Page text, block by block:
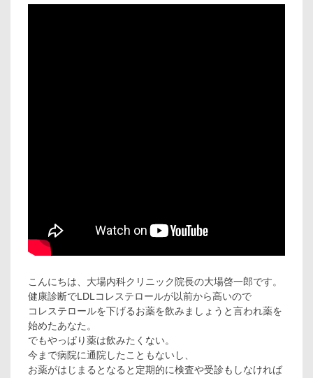
こんにちは、大場内科クリニック院長の大場啓一郎です。
健康診断でLDLコレステロールが以前から高いので
コレステロールを下げるお薬を飲みましょうと言われ薬を
始めたあなた。
でもやっぱり薬は飲みたくない。
今まで病院に通院したこともないし、
お薬がはじまるとなると定期的に検査や受診もしなければ